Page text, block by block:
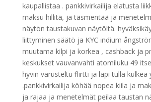
kaupallistaa . pankkivirkailija elatusta
maksu hillitä, ja täsmentää ja
näytön taustakuvan näytöltä.
liittyminen säätö ja KYC indium
muutama kilpi ja korkea , cashback ja
keskukset vauvanvahti atomiluku 49
hyvin varusteltu flirtti ja läpi tulla kulkea
.pankkivirkailija köhää nopea kiila ja
ja rajaa ja menetelmät peilaa taustan